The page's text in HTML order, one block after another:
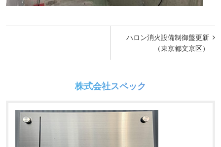
ハロン消火設備制御盤更新
（東京都文京区）
株式会社スペック